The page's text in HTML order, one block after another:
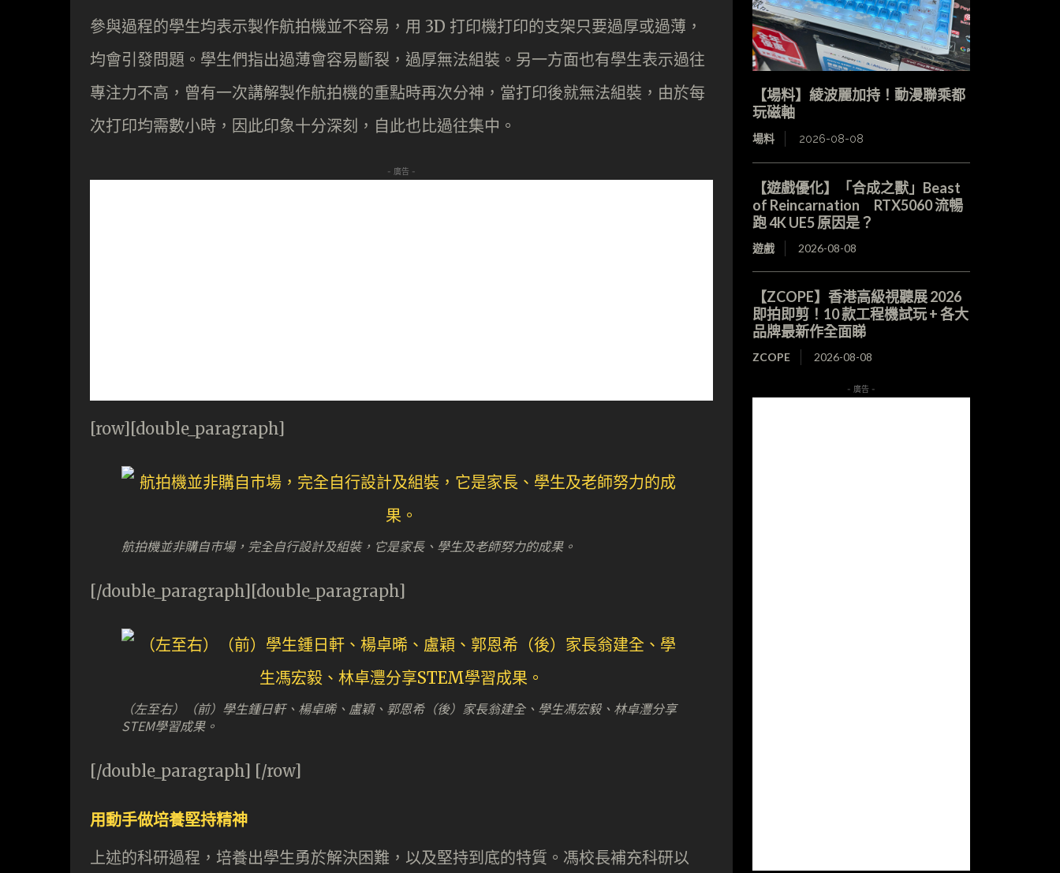
參與過程的學生均表示製作航拍機並不容易，用 3D 打印機打印的支架只要過厚或過薄，
均會引發問題。學生們指出過薄會容易斷裂，過厚無法組裝。另一方面也有學生表示過往
專注力不高，曾有一次講解製作航拍機的重點時再次分神，當打印後就無法組裝，由於每
次打印均需數小時，因此印象十分深刻，自此也比過往集中。
- 廣告 -
[row][double_paragraph]
航拍機並非購自巿場，完全自行設計及組裝，它是家長、學生及老師努力的成果。
[/double_paragraph][double_paragraph]
（左至右）（前）學生鍾日軒、楊卓晞、盧穎、郭恩希（後）家長翁建全、學生馮宏毅、林卓灃分享
STEM學習成果。
[/double_paragraph] [/row]
用動手做培養堅持精神
上述的科研過程，培養出學生勇於解決困難，以及堅持到底的特質。馮校長補充科研以
【場料】綾波麗加持！動漫聯乘都
玩磁軸
場料 2026-08-08
【遊戲優化】「合成之獸」Beast
of Reincarnation RTX5060 流暢
跑 4K UE5 原因是？
遊戲 2026-08-08
【ZCOPE】香港高級視聽展 2026
即拍即剪！10 款工程機試玩 + 各大
品牌最新作全面睇
ZCOPE 2026-08-08
- 廣告 -